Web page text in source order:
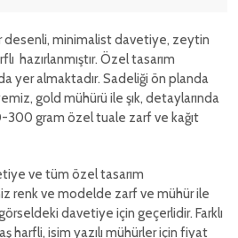
desenli, minimalist davetiye, zeytin
hazırlanmıştır. Özel tasarım
yer almaktadır. Sadeliği ön planda
gold mühürü ile şık, detaylarında
300 gram özel tuale zarf ve kağıt
ve tüm özel tasarım
renk ve modelde zarf ve mühür ile
davetiye için geçerlidir. Farklı
harfli, isim yazılı mühürler için fiyat